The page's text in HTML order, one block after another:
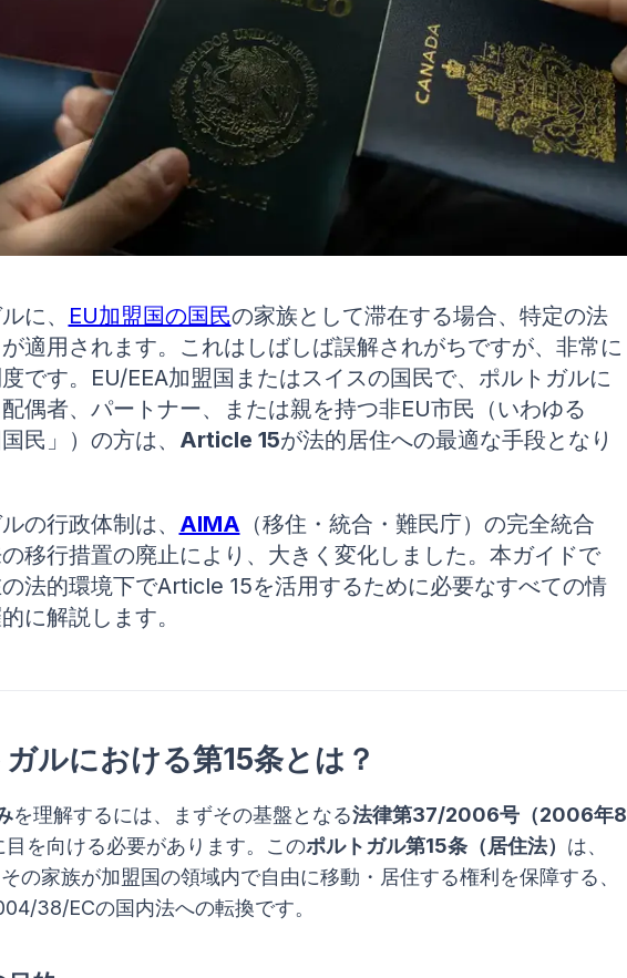
に、 EU加盟国の国民の家族として滞在する場合、特定の法
適用されます。これはしばしば誤解されがちですが、非常に
です。EU/EEA加盟国またはスイスの国民で、ポルトガルに
偶者、パートナー、または親を持つ非EU市民（いわゆる
民」）の方は、 Article 15が法的居住への最適な手段となり
の行政体制は、 AIMA （移住・統合・難民庁）の完全統合
移行措置の廃止により、大きく変化しました。本ガイドで
法的環境下でArticle 15を活用するために必要なすべての情
に解説します。
ルにおける第15条とは？
を理解するには、まずその基盤となる法律第37/2006号（2006年8
目を向ける必要があります。このポルトガル第15条（居住法） は、
の家族が加盟国の領域内で自由に移動・居住する権利を保障する、
38/ECの国内法への転換です。